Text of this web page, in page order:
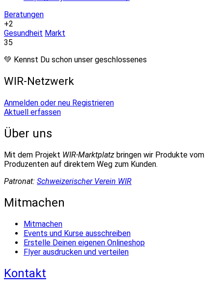
Beratungen
+2
Gesundheit Markt
35
💚 Kennst Du schon unser geschlossenes
WIR-Netzwerk
Anmelden oder neu Registrieren
Aktuell erfassen
Über uns
Mit dem Projekt WIR-Marktplatz bringen wir Produkte vom
Produzenten auf direktem Weg zum Kunden.
Patronat: Schweizerischer Verein WIR
Mitmachen
Mitmachen
Events und Kurse ausschreiben
Erstelle Deinen eigenen Onlineshop
Flyer ausdrucken und verteilen
Kontakt